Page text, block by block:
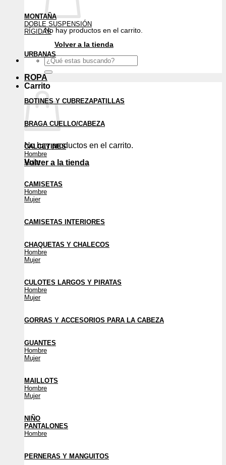
No hay productos en el carrito.
Volver a la tienda
Buscar
por:
Carrito
No hay productos en el carrito.
Volver a la tienda
MONTAÑA
DOBLE SUSPENSIÓN
RÍGIDAS
URBANAS
ROPA
BOTINES Y CUBREZAPATILLAS
BRAGA CUELLO/CABEZA
CALCETINES
Hombre
Mujer
CAMISETAS
Hombre
Mujer
CAMISETAS INTERIORES
CHAQUETAS Y CHALECOS
Hombre
Mujer
CULOTES LARGOS Y PIRATAS
Hombre
Mujer
GORRAS Y ACCESORIOS PARA LA CABEZA
GUANTES
Hombre
Mujer
MAILLOTS
Hombre
Mujer
NIÑO
PANTALONES
Hombre
PERNERAS Y MANGUITOS